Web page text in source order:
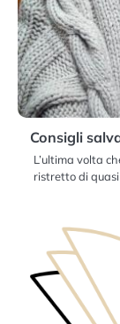
Consigli
L’ultima volta
ristretto di